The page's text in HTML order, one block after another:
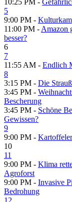
5
9:00 PM -
11:00 PM - Amazon
besser?
6
7
11:55 AM - Endlich
8
3:15 PM - Die
3:45 PM -
Bescherung
3:45 PM - Schöne
Gewissen?
9
9:00 PM -
10
11
9:00 PM - Klima
Agroforst
9:00 PM - Invasive
Bedrohung
12